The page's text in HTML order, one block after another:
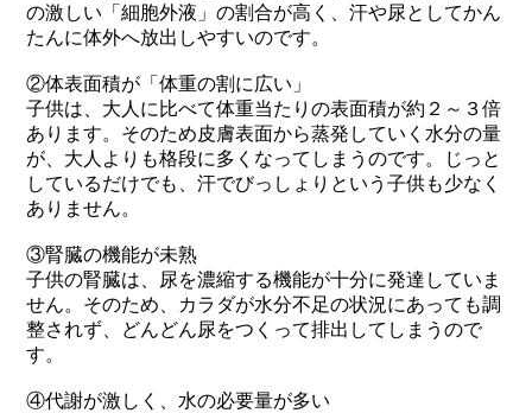
の激しい「細胞外液」の割合が高く、汗や尿としてかん
たんに体外へ放出しやすいのです。
②体表面積が「体重の割に広い」
子供は、大人に比べて体重当たりの表面積が約２～３倍
あります。そのため皮膚表面から蒸発していく水分の量
が、大人よりも格段に多くなってしまうのです。じっと
しているだけでも、汗でびっしょりという子供も少なく
ありません。
③腎臓の機能が未熟
子供の腎臓は、尿を濃縮する機能が十分に発達していま
せん。そのため、カラダが水分不足の状況にあっても調
整されず、どんどん尿をつくって排出してしまうので
す。
④代謝が激しく、水の必要量が多い